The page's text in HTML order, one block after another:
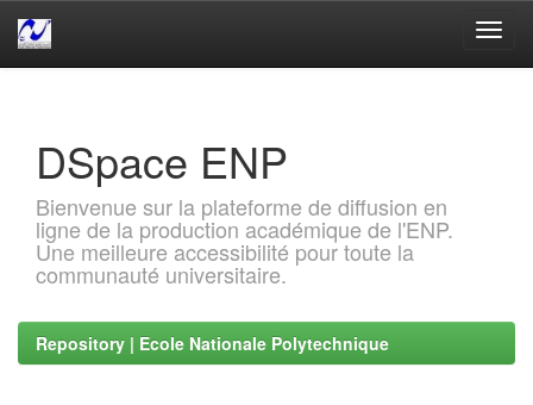
DSpace ENP
Bienvenue sur la plateforme de diffusion en
ligne de la production académique de l'ENP.
Une meilleure accessibilité pour toute la
communauté universitaire.
Repository | Ecole Nationale Polytechnique